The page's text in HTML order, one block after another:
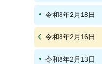
令和8年2月18日
令和8年2月16日
令和8年2月13日